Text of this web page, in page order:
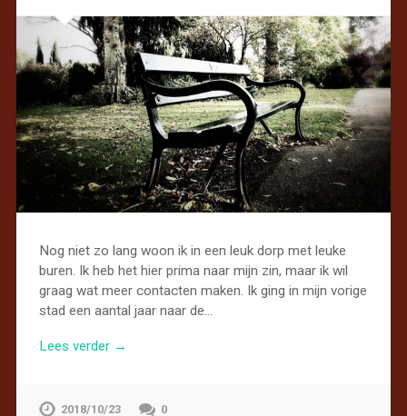
Nog niet zo lang woon ik in een leuk dorp met leuke
buren. Ik heb het hier prima naar mijn zin, maar ik wil
graag wat meer contacten maken. Ik ging in mijn vorige
stad een aantal jaar naar de…
Lees verder →
2018/10/23 0